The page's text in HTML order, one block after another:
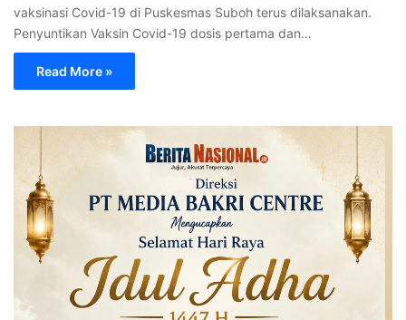
vaksinasi Covid-19 di Puskesmas Suboh terus dilaksanakan.
Penyuntikan Vaksin Covid-19 dosis pertama dan…
Read More »